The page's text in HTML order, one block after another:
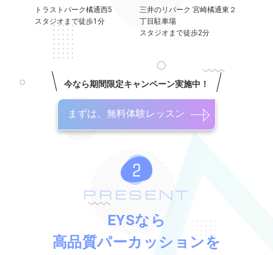
トラストパーク橘通西5
スタジオまで徒歩1分
三井のリパーク 宮崎橘通東２
丁目駐車場
スタジオまで徒歩2分
今なら期間限定キャンペーン実施中！
まずは、無料体験レッスン
PRESENT
EYSなら
高品質パーカッションを